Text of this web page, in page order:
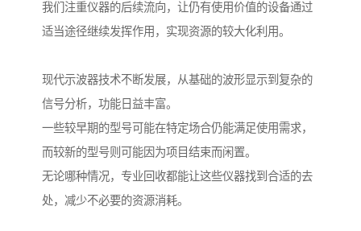
我们注重仪器的后续流向，让仍有使用价值的设备通过
适当途径继续发挥作用，实现资源的较大化利用。
现代示波器技术不断发展，从基础的波形显示到复杂的
信号分析，功能日益丰富。
一些较早期的型号可能在特定场合仍能满足使用需求，
而较新的型号则可能因为项目结束而闲置。
无论哪种情况，专业回收都能让这些仪器找到合适的去
处，减少不必要的资源消耗。